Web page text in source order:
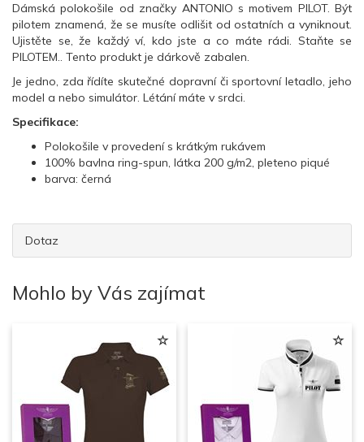
Dámská polokošile od značky ANTONIO s motivem PILOT. Být
pilotem znamená, že se musíte odlišit od ostatních a vyniknout.
Ujistěte se, že každý ví, kdo jste a co máte rádi. Staňte se
PILOTEM.. Tento produkt je dárkově zabalen.
Je jedno, zda řídíte skutečné dopravní či sportovní letadlo, jeho
model a nebo simulátor. Létání máte v srdci.
Specifikace:
Polokošile v provedení s krátkým rukávem
100% bavlna ring-spun, látka 200 g/m2, pleteno piqué
barva: černá
Dotaz
Mohlo by Vás zajímat